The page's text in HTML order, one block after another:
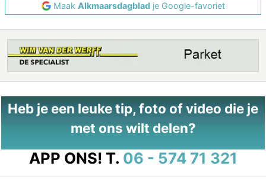
Maak Alkmaarsdagbladje Google-favoriet
Heb je een leuke tip, foto of video die je
met ons wilt delen?
APP ONS! T. 06 - 574 71 321